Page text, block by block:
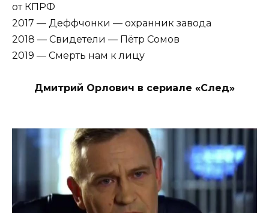
от КПРФ
2017 — Деффчонки — охранник завода
2018 — Свидетели — Пётр Сомов
2019 — Смерть нам к лицу
Дмитрий Орлович в сериале «След»